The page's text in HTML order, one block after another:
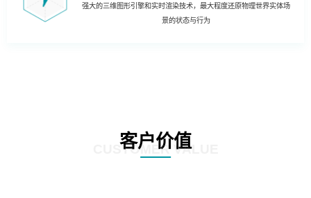
强大的三维图形引擎和实时渲染技术，最大程度还原物理世界实体场
景的状态与行为
客户价值
CUSTOMER VALUE